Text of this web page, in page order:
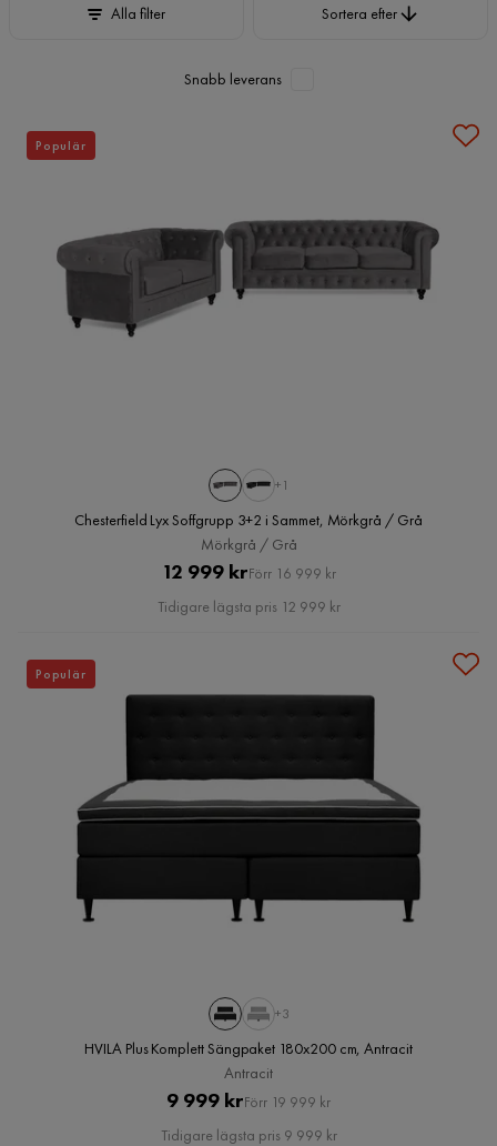
Alla filter Sortera efter
Snabb leverans
+1
Chesterfield Lyx Soffgrupp 3+2 i Sammet, Mörkgrå / Grå
Mörkgrå / Grå
Pris
12 999 krOriginal
Pris
Förr 16 999 kr
Tidigare lägsta pris 12 999 kr
Populär
+3
HVILA Plus Komplett Sängpaket 180x200 cm, Antracit
Antracit
Pris
9 999 krOriginal
Pris
Förr 19 999 kr
Tidigare lägsta pris 9 999 kr
Populär